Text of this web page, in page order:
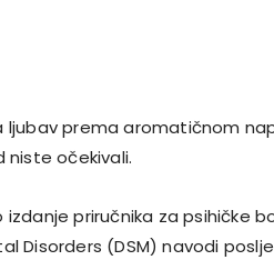
ljubav prema aromatičnom
niste očekivali.
izdanje priručnika za psihičke
Disorders (DSM) navodi